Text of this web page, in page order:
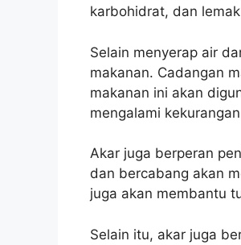
karbohidrat, dan
Selain menyerap air
makanan. Cadangan
makanan ini akan
mengalami
Akar juga berperan
dan bercabang akan
juga akan membantu
Selain itu, akar juga